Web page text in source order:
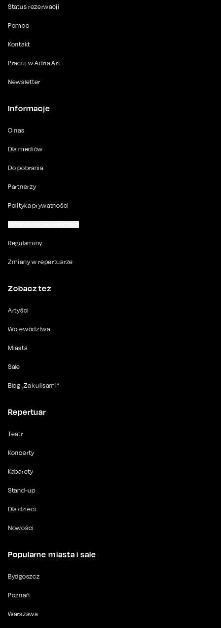
Status rezerwacji
Pomoc
Kontakt
Pracuj w Adria Art
Newsletter
Informacje
O nas
Dla mediów
Do pobrania
Partnerzy
Polityka prywatności
Regulaminy
Zmiany w repertuarze
Zobacz też
Artyści
Województwa
Miasta
Sale
Blog „Za kulisami”
Repertuar
Teatr
Koncerty
Kabarety
Stand-up
Dla dzieci
Nowości
Popularne miasta i sale
Bydgoszcz
Poznań
Warszawa